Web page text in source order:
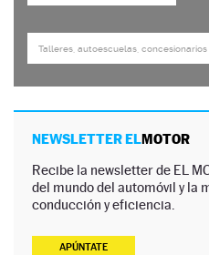
NEWSLETTER ELMOTOR
Recibe la newsletter de EL
del mundo del automóvil y la
conducción y eficiencia.
APÚNTATE